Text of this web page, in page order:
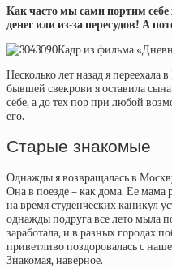
Как часто мы сами портим
денег или из-за пересудов! А
Кадр из фильма
Несколько лет назад я
бывшей свекрови я оставила
себе, а до тех пор при любой
его.
Старые знакомые
Однажды я возвращалась в
Она в поезде – как дома. Ее мама
на время студенческих каникул
однажды подруга все лето мыла
заработала, и в разных городах
приветливо поздоровалась с
Знакомая, наверное.